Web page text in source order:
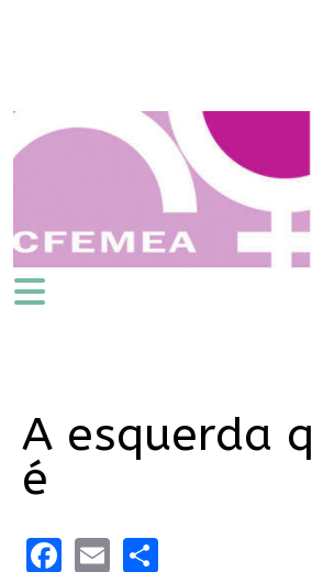
A esquerda
é
Facebook
EmailShare